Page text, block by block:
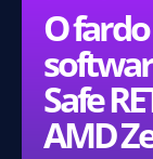
O
Safe
AMD